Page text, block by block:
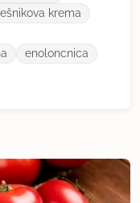
lešnikova krema
enoloncnica